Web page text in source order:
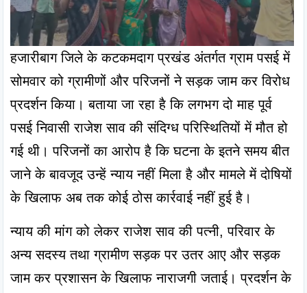
हजारीबाग जिले के कटकमदाग प्रखंड अंतर्गत ग्राम पसई में
सोमवार को ग्रामीणों और परिजनों ने सड़क जाम कर विरोध
प्रदर्शन किया। बताया जा रहा है कि लगभग दो माह पूर्व
पसई निवासी राजेश साव की संदिग्ध परिस्थितियों में मौत हो
गई थी। परिजनों का आरोप है कि घटना के इतने समय बीत
जाने के बावजूद उन्हें न्याय नहीं मिला है और मामले में दोषियों
के खिलाफ अब तक कोई ठोस कार्रवाई नहीं हुई है।
न्याय की मांग को लेकर राजेश साव की पत्नी, परिवार के
अन्य सदस्य तथा ग्रामीण सड़क पर उतर आए और सड़क
जाम कर प्रशासन के खिलाफ नाराजगी जताई। प्रदर्शन के